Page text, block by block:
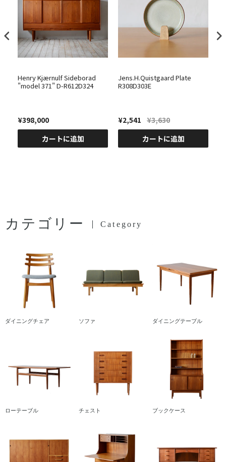
Henry Kjærnulf Sideborad
"model 371" D-R612D324
¥398,000
カートに追加
Jens.H.Quistgaard Plate
R308D303E
¥2,541 ¥3,630
カートに追加
カテゴリー Category
ダイニングチェア ソファ ダイニングテーブル
ローテーブル チェスト ブックケース